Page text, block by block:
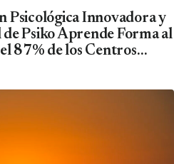
Psicológica Innovadora y
Psiko Aprende Forma al
87% de los Centros